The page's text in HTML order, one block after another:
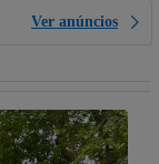
Ver anúncios